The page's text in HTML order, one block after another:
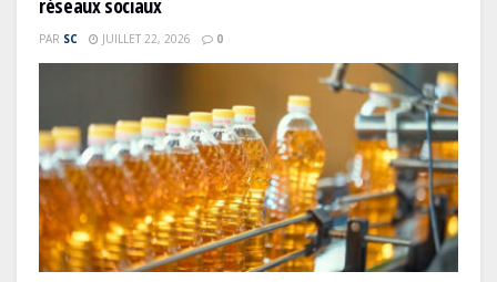
PAR SC JUILLET 22, 2026 0